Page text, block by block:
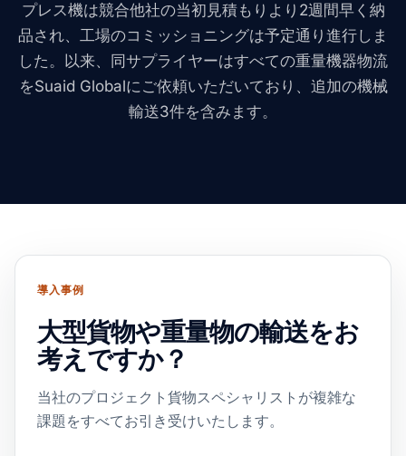
プレス機は競合他社の当初見積もりより2週間早く納
品され、工場のコミッショニングは予定通り進行しま
した。以来、同サプライヤーはすべての重量機器物流
をSuaid Globalにご依頼いただいており、追加の機械
輸送3件を含みます。
導入事例
大型貨物や重量物の輸送をお
考えですか？
当社のプロジェクト貨物スペシャリストが複雑な
課題をすべてお引き受けいたします。